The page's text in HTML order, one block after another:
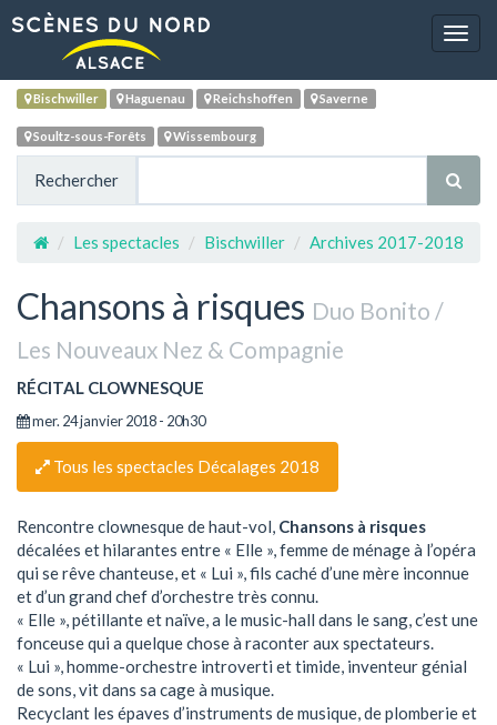
Bischwiller Haguenau Reichshoffen Saverne
Soultz-sous-Forêts Wissembourg
Rechercher
Les spectacles Bischwiller Archives 2017-2018
Chansons à risques Duo Bonito /
Les Nouveaux Nez & Compagnie
RÉCITAL CLOWNESQUE
mer. 24 janvier 2018 - 20h30
Tous les spectacles Décalages 2018
Rencontre clownesque de haut-vol, Chansons à risques
décalées et hilarantes entre « Elle », femme de ménage à l’opéra
qui se rêve chanteuse, et « Lui », fils caché d’une mère inconnue
et d’un grand chef d’orchestre très connu.
« Elle », pétillante et naïve, a le music-hall dans le sang, c’est une
fonceuse qui a quelque chose à raconter aux spectateurs.
« Lui », homme-orchestre introverti et timide, inventeur génial
de sons, vit dans sa cage à musique.
Recyclant les épaves d’instruments de musique, de plomberie et